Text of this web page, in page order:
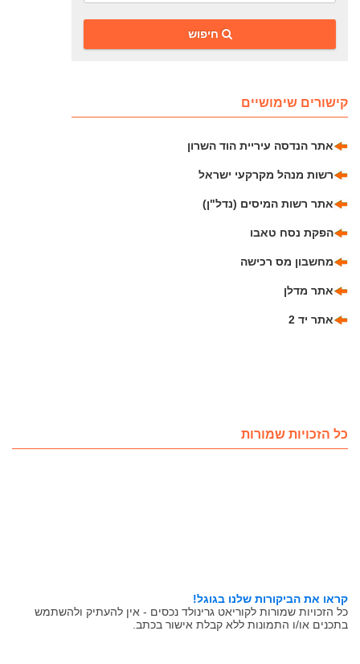
‎חיפוש
קישורים שימושיים
אתר הנדסה עיריית הוד השרון
רשות מנהל מקרקעי ישראל
אתר רשות המיסים (נדל"ן)
הפקת נסח טאבו
מחשבון מס רכישה
אתר מדלן
אתר יד 2
כל הזכויות שמורות
קראו את הביקורות שלנו בגוגל!
כל הזכויות שמורות לקוריאט גרינולד נכסים - אין להעתיק ולהשתמש
בתכנים או/ו התמונות ללא קבלת אישור בכתב.